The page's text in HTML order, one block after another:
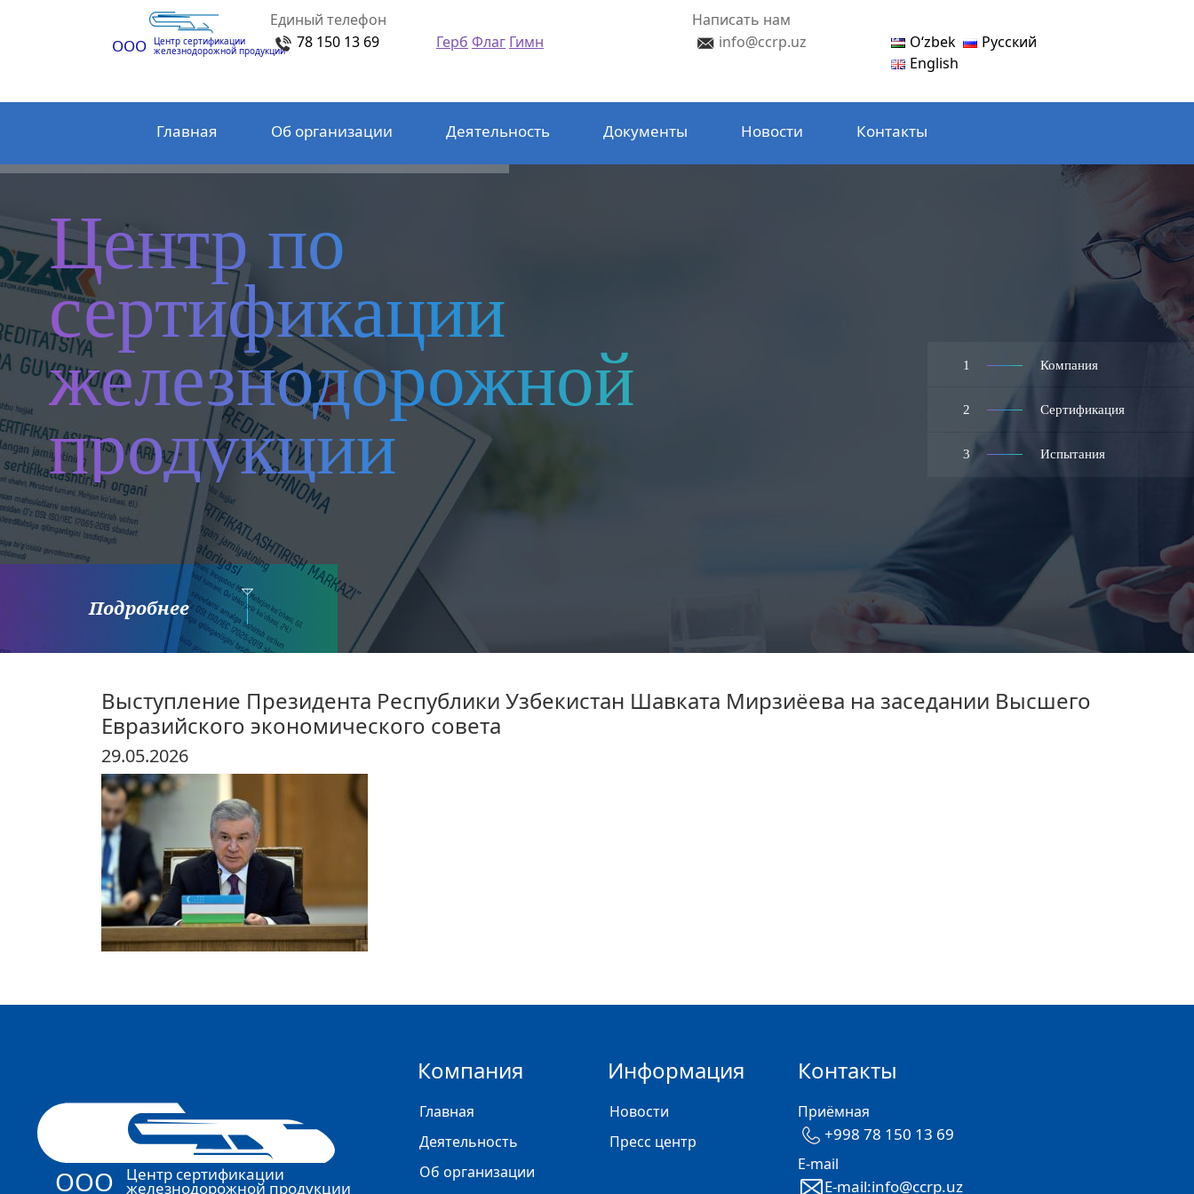
ООО Центр сертификации
железнодорожной продукции
Единый телефон
78 150 13 69
Герб Флаг Гимн
Написать нам
info@ccrp.uz
Oʻzbek
Русский
English
Главная Об организации Деятельность Документы Новости Контакты
1 Компания
2 Сертификация
3 Испытания
Центр по
сертификации
железнодорожной
продукции
Подробнее
Выступление Президента Республики Узбекистан Шавката Мирзиёева на заседании Высшего
Евразийского экономического совета
29.05.2026
ООО Центр сертификации
железнодорожной продукции
Компания
Главная
Деятельность
Об организации
Информация
Новости
Пресс центр
Контакты
Приёмная
+998 78 150 13 69
E-mail
E-mail:info@ccrp.uz